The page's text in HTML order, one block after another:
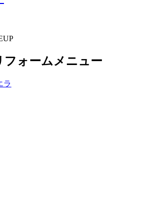
フォームメニュー